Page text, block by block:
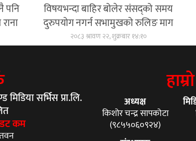
पनि
विषयभन्दा बाहिर बोलेर संसद्को समय
दुरुपयोग नगर्न सभामुखको रुलिङ माग
२०८३ श्रावण २२, शुक्रबार १४:१०
सर्भिस प्रा.लि.
कम
अध्यक्ष
किशोर चन्द्र सापकोटा
(९८५५०६०९२४)